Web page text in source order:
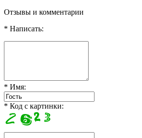
Отзывы и комментарии
* Написать:
* Имя:
* Код с картинки: